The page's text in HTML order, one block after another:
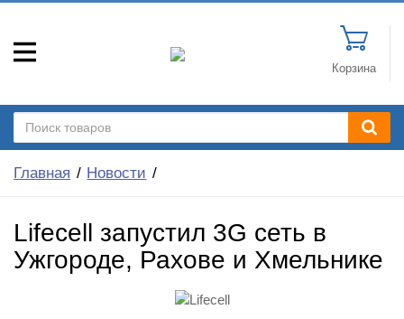
Корзина
Главная Новости
Lifecell запустил 3G сеть в
Ужгороде, Рахове и Хмельнике